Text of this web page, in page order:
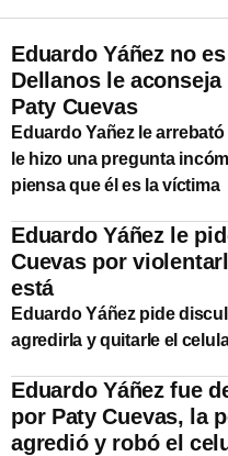
Eduardo Yáñez no
Dellanos le
Paty Cuevas
Eduardo Yañez le
le hizo una pregunta
piensa que él es la víctima
Eduardo Yáñez le
Cuevas por
está
Eduardo Yáñez pide
agredirla y quitarle el
Eduardo Yáñez fue
por Paty Cuevas, la
agredió y robó el